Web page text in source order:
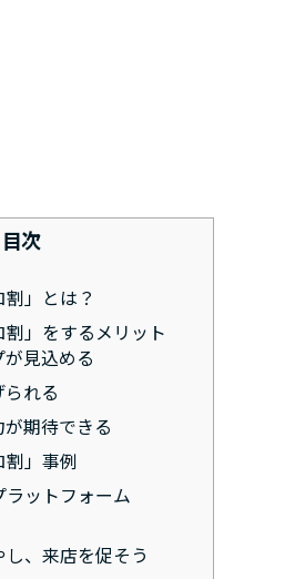
目次
」とは？
」をするメリット
見込める
れる
期待できる
割」事例
ラットフォーム
、来店を促そう